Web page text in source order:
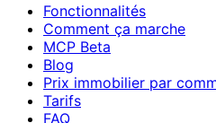
Fonctionnalités
Comment ça marche
MCP Beta
Blog
Prix immobilier par
Tarifs
FAQ